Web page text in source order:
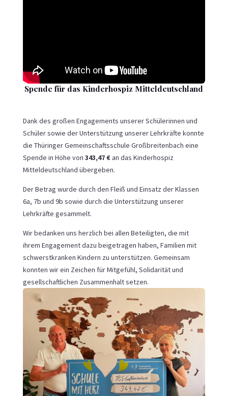
Spende für das Kinderhospiz Mitteldeutschland
Dank des großen Engagements unserer Schülerinnen und
Schüler sowie der Unterstützung unserer Lehrkräfte konnte
die Thüringer Gemeinschaftsschule Großbreitenbach eine
Spende in Höhe von 343,47 €an das Kinderhospiz
Mitteldeutschland übergeben.
Der Betrag wurde durch den Fleiß und Einsatz der Klassen
6a, 7b und 9b sowie durch die Unterstützung unserer
Lehrkräfte gesammelt.
Wir bedanken uns herzlich bei allen Beteiligten, die mit
ihrem Engagement dazu beigetragen haben, Familien mit
schwerstkranken Kindern zu unterstützen. Gemeinsam
konnten wir ein Zeichen für Mitgefühl, Solidarität und
gesellschaftlichen Zusammenhalt setzen.